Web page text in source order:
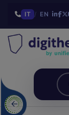
IT / EN